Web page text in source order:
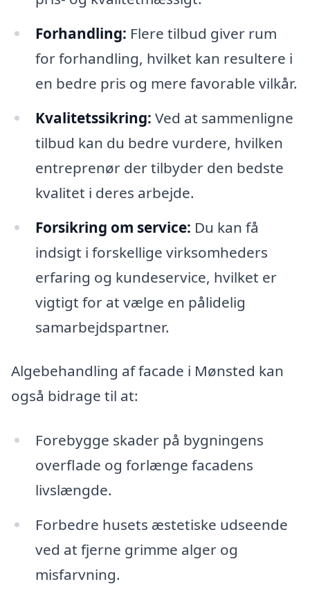
Forhandling: Flere tilbud giver rum
for forhandling, hvilket kan resultere i
en bedre pris og mere favorable vilkår.
Kvalitetssikring: Ved at sammenligne
tilbud kan du bedre vurdere, hvilken
entreprenør der tilbyder den bedste
kvalitet i deres arbejde.
Forsikring om service: Du kan få
indsigt i forskellige virksomheders
erfaring og kundeservice, hvilket er
vigtigt for at vælge en pålidelig
samarbejdspartner.
Algebehandling af facade i Mønsted kan
også bidrage til at:
Forebygge skader på bygningens
overflade og forlænge facadens
livslængde.
Forbedre husets æstetiske udseende
ved at fjerne grimme alger og
misfarvning.